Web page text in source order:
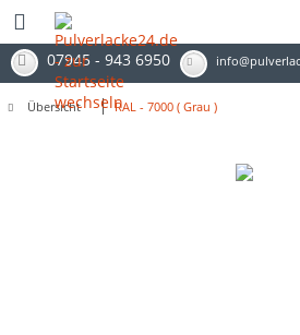
07945 - 943 6950
Übersicht RAL - 7000 ( Grau )